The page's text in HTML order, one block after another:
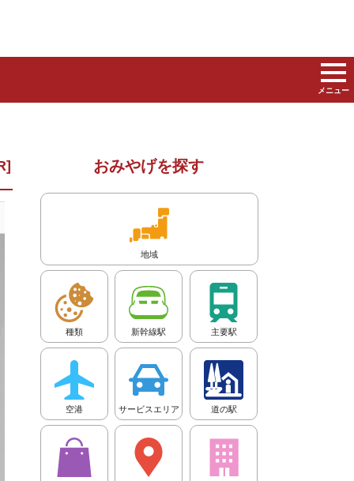
メニュー
おみやげを探す
地域
種類 新幹線駅 主要駅
空港 サービスエリア 道の駅